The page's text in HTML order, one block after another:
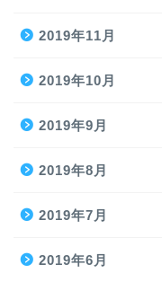
2019年11月
2019年10月
2019年9月
2019年8月
2019年7月
2019年6月